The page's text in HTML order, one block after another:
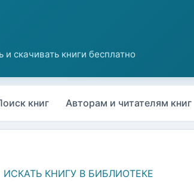
книг Авторам и читателям книг
ИСКАТЬ КНИГУ В БИБЛИОТЕКЕ